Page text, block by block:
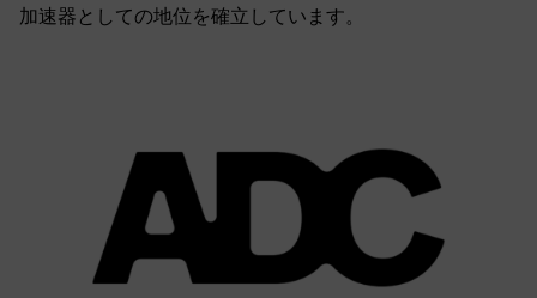
加速器としての地位を確立しています。